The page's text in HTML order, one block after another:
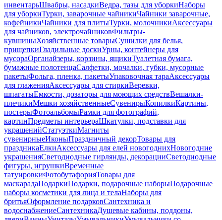
инвентарьШвабры, насадкиВедра, тазы для уборкиНаборы
для уборкиТурки, заварочные чайникиЧайники заварочные,
кофейникиЧайники для плитыТурки, молочникиАксессуары
для чайников, электрочайниковФильтры-
кувшиныХозяйственные товарыСушилки для белья,
прищепкиГладильные доскиУрны, контейнеры для
мусораОрганайзеры, корзины, ящикиТуалетная бумага,
бумажные полотенцаСалфетки, мочалки, губки, мусорные
пакетыФольга, пленка, пакетыУпаковочная тараАксессуары
для глаженияАксессуары для стиркиВеревки,
шпагатыЕмкости, дозаторы для моющих средствВешалки-
плечикиМешки хозяйственныеСувенирыКопилкиКартины,
постерыФотоальбомыРамки для фотографий,
картинПредметы интерьераШкатулки, подставки для
украшенийСтатуэткиМагниты
сувенирныеИконыПраздничный декорТовары для
праздникаЕлкиАксессуары для елей новогоднихНовогодние
украшенияСветодиодные гирлянды, декорацииСветодиодные
фигуры, игрушкиВременные
татуировкиФотобутафорияТовары для
маскарадаПодаркиПодарки, подарочные наборыПодарочные
наборы косметики для лица и телаНаборы для
бритьяОформление подарковСантехника и
водоснабжениеСантехникаДушевые кабины, поддоны,